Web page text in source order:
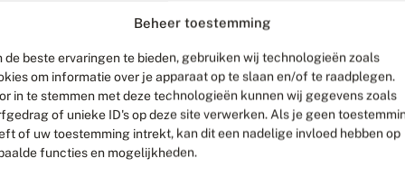
Beheer toestemming
de beste ervaringen te bieden, gebruiken wij technologieën zoals
om informatie over je apparaat op te slaan en/of te raadplegen.
in te stemmen met deze technologieën kunnen wij gegevens zoals
of unieke ID's op deze site verwerken. Als je geen
of uw toestemming intrekt, kan dit een nadelige invloed hebben op
functies en mogelijkheden.